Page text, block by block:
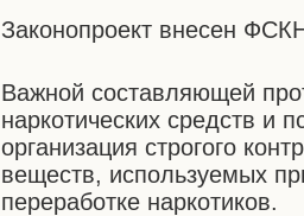
Законопроект внесен
Важной составляющей
наркотических средств и
организация строгого
веществ, используемых
переработке наркотиков.